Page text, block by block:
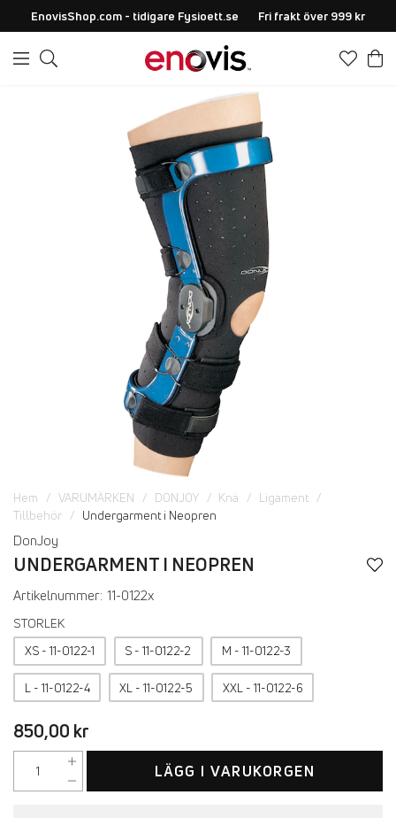
EnovisShop.com - tidigare Fysioett.se Fri frakt över 999 kr
Hem VARUMÄRKEN DONJOY Knä
Ligament
Tillbehör
Undergarment i Neopren
DonJoy
UNDERGARMENT I NEOPREN
Artikelnummer: 11-0122x
STORLEK
XS - 11-0122-1 S - 11-0122-2 M - 11-0122-3
L - 11-0122-4 XL - 11-0122-5 XXL - 11-0122-6
850,00 kr
LÄGG I VARUKORGEN